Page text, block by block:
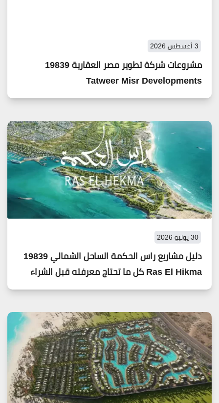
3 أغسطس 2026
مشروعات شركة تطوير مصر العقارية 19839
Tatweer Misr Developments
30 يونيو 2026
دليل مشاريع راس الحكمة الساحل الشمالي 19839
Ras El Hikma كل ما تحتاج معرفته قبل الشراء